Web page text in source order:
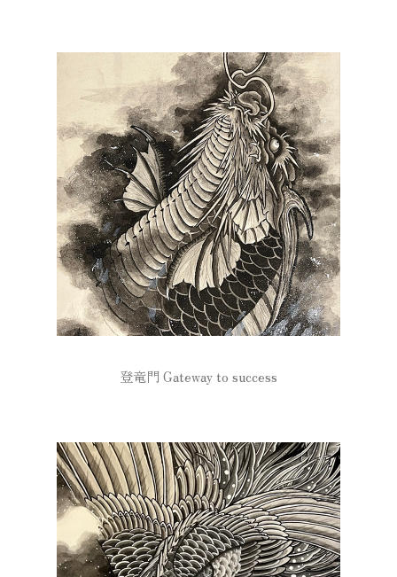
登竜門 Gateway to success